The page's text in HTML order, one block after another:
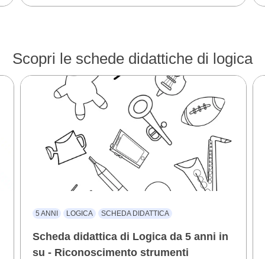
Scopri le schede didattiche di logica
5 ANNI LOGICA SCHEDA DIDATTICA
Scheda didattica di Logica da 5 anni in
su - Riconoscimento strumenti